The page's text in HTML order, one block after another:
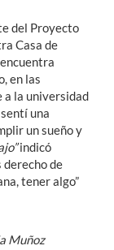
del Proyecto
Casa de
en las
a la universidad
una
un sueño y
indicó
derecho de
tener algo”
Muñoz